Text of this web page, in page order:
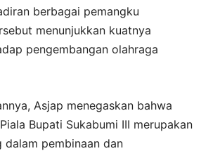
berbagai pemangku
menunjukkan kuatnya
pengembangan olahraga
Asjap menegaskan bahwa
Bupati Sukabumi III merupakan
dalam pembinaan dan